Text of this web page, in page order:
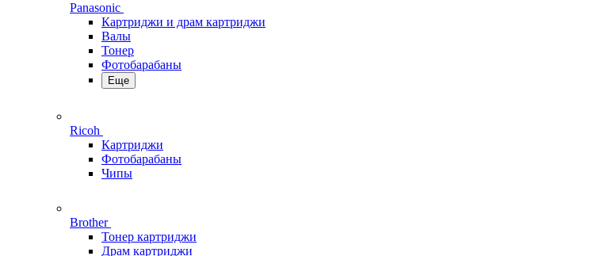
Panasonic
Картриджи и драм картриджи
Валы
Тонер
Фотобарабаны
Еще
Ricoh
Картриджи
Фотобарабаны
Чипы
Brother
Тонер картриджи
Драм картриджи